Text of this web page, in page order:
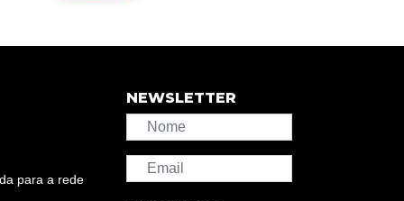
para a rede
NEWSLETTER